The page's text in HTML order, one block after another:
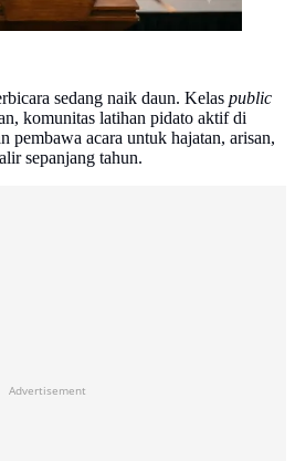
sedang naik daun. Kelas public
komunitas latihan pidato aktif di
pembawa acara untuk hajatan, arisan,
sepanjang tahun.
Advertisement